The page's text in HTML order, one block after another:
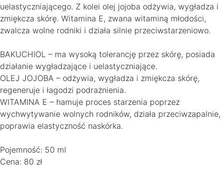
uelastyczniającego. Z kolei olej jojoba odżywia, wygładza i
zmiękcza skórę. Witamina E, zwana witaminą młodości,
zwalcza wolne rodniki i działa silnie przeciwstarzeniowo.
BAKUCHIOL – ma wysoką tolerancję przez skórę, posiada
działanie wygładzające i uelastyczniające.
OLEJ JOJOBA – odżywia, wygładza i zmiękcza skórę,
regeneruje i łagodzi podrażnienia.
WITAMINA E – hamuje proces starzenia poprzez
wychwytywanie wolnych rodników, działa przeciwzapalnie,
poprawia elastyczność naskórka.
Pojemność: 50 ml
Cena: 80 zł